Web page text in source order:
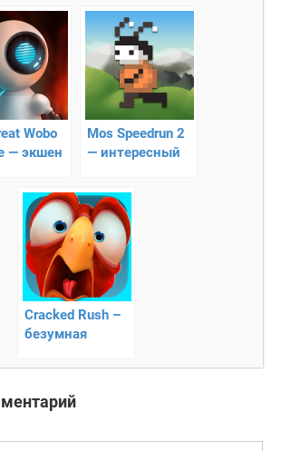
Wobo
— экшен
Mos Speedrun 2
— интересный
платформер!
Craсked Rush –
безумная
элементами